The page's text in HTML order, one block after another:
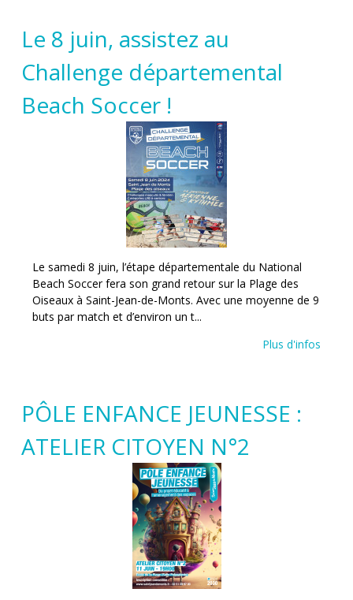
Le 8 juin, assistez au
Challenge départemental
Beach Soccer !
Le samedi 8 juin, l’étape départementale du National
Beach Soccer fera son grand retour sur la Plage des
Oiseaux à Saint-Jean-de-Monts. Avec une moyenne de 9
buts par match et d’environ un t...
Plus d'infos
PÔLE ENFANCE JEUNESSE :
ATELIER CITOYEN N°2